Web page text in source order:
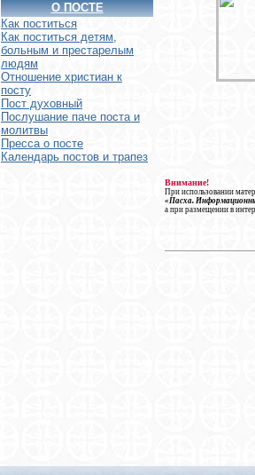
О ПОСТЕ
Как поститься
Как поститься детям,
больным и престарелым
людям
Отношение христиан к
посту
Пост духовный
Послушание паче поста и
молитвы
Пресса о посте
Календарь постов и трапез
Внимание!
При использовании
«Пасха.
а при размещении в